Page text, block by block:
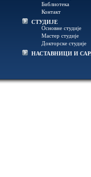
Библиотека
Контакт
СТУДИЈЕ
Основне студије
Мастер студије
Докторске студије
НАСТАВНИЦИ И